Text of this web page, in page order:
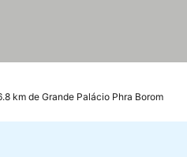
km de Grande Palácio Phra Borom